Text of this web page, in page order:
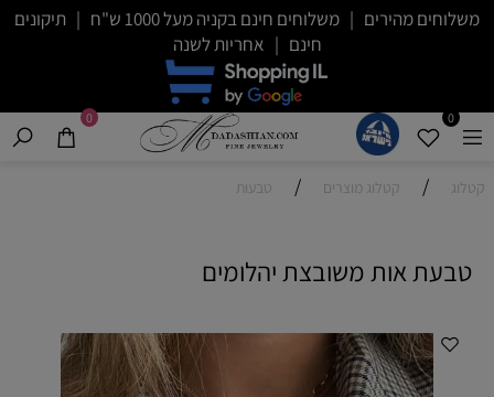
משלוחים מהירים | משלוחים חינם בקניה מעל 1000 ש"ח | תיקונים
חינם | אחריות לשנה
0
0
קטלוג / קטלוג מוצרים / טבעות
טבעת אות משובצת יהלומים